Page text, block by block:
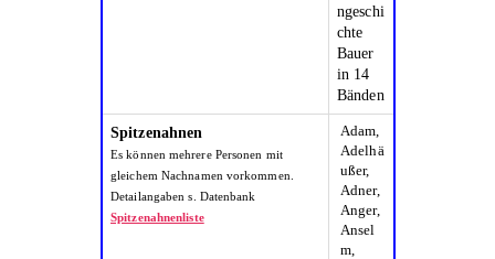
ngeschi
chte
Bauer
in 14
Bänden
Spitzenahnen
Es können mehrere Personen mit
gleichem Nachnamen vorkommen.
Detailangaben s. Datenbank
Spitzenahnenliste
Adam,
Adelhä
ußer,
Adner,
Anger,
Ansel
m,